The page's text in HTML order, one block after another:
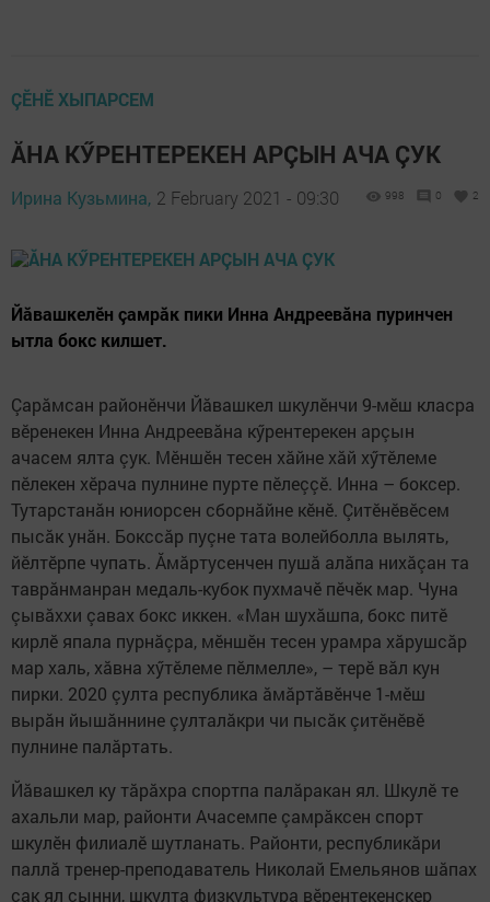
ÇӖНӖ ХЫПАРСЕМ
ĂНА КӲРЕНТЕРЕКЕН АРÇЫН АЧА ÇУК
Ирина Кузьмина, 2 February 2021 - 09:30 998 0 2
Йăвашкелӗн çамрăк пики Инна Андреевăна пуринчен
ытла бокс килшет.
Çарăмсан районӗнчи Йăвашкел шкулӗнчи 9-мӗш класра
вӗренекен Инна Андреевăна кӳрентерекен арçын
ачасем ялта çук. Мӗншӗн тесен хăйне хăй хӳтӗлеме
пӗлекен хӗрача пулнине пурте пӗлеççӗ. Инна – боксер.
Тутарстанăн юниорсен сборнăйне кӗнӗ. Çитӗнӗвӗсем
пысăк унăн. Бокссăр пуçне тата волейболла вылять,
йӗлтӗрпе чупать. Ăмăртусенчен пушă алăпа нихăçан та
таврăнманран медаль-кубок пухмачӗ пӗчӗк мар. Чуна
çывăххи çавах бокс иккен. «Ман шухăшпа, бокс питӗ
кирлӗ япала пурнăçра, мӗншӗн тесен урамра хăрушсăр
мар халь, хăвна хӳтӗлеме пӗлмелле», – терӗ вăл кун
пирки. 2020 çулта республика ăмăртăвӗнче 1-мӗш
вырăн йышăннине çулталăкри чи пысăк çитӗнӗвӗ
пулнине палăртать.
Йăвашкел ку тăрăхра спортпа палăракан ял. Шкулӗ те
ахальли мар, районти Ачасемпе çамрăксен спорт
шкулӗн филиалӗ шутланать. Районти, республикăри
паллă тренер-преподаватель Николай Емельянов шăпах
çак ял çынни, шкулта физкультура вӗрентекенскер